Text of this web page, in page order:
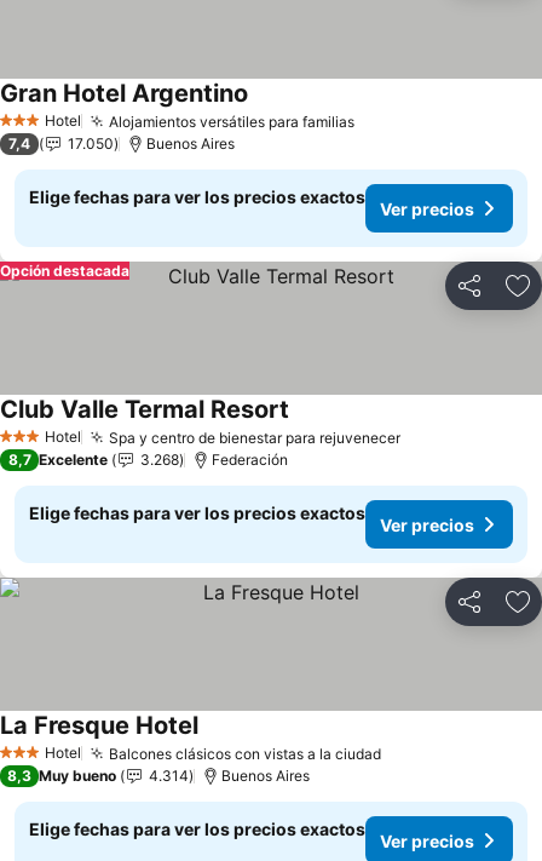
3 Estrellas
Hotel Alojamientos versátiles para familias
Gran Hotel Argentino
7,4 17.050 Buenos Aires
Elige fechas para ver los precios exactos
Ver precios
Compartir
Opción destacada
3 Estrellas
Hotel Spa y centro de bienestar para rejuvenecer
Club Valle Termal Resort
8,7 Excelente 3.268 Federación
Elige fechas para ver los precios exactos
Ver precios
Compartir
3 Estrellas
Hotel Balcones clásicos con vistas a la ciudad
La Fresque Hotel
8,3 Muy bueno 4.314 Buenos Aires
Elige fechas para ver los precios exactos
Ver precios